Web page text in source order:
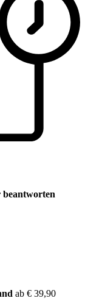
beantworten
ab € 39,90